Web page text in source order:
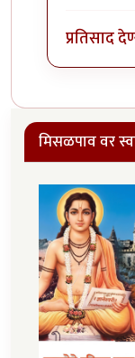
प्रतिसाद
मिसळपाव वर